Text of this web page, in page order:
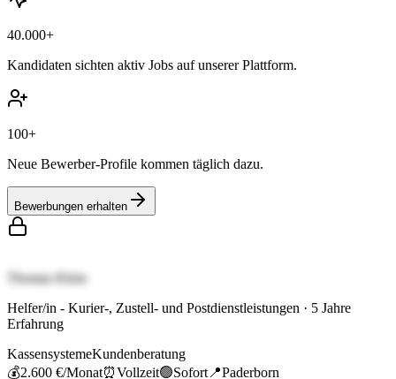
40.000+
Kandidaten sichten aktiv Jobs auf unserer Plattform.
100+
Neue Bewerber-Profile kommen täglich dazu.
Bewerbungen erhalten
Thomas Klein
Helfer/in - Kurier-, Zustell- und Postdienstleistungen · 5 Jahre
Erfahrung
KassensystemeKundenberatung
💰2.600 €/Monat⏰Vollzeit🟢Sofort 📍Paderborn